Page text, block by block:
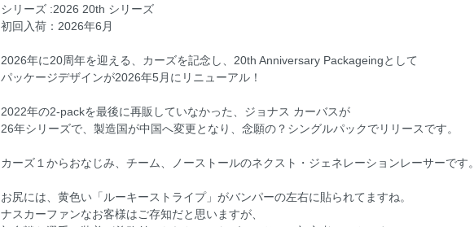
シリーズ :2026 20th シリーズ
初回入荷：2026年6月
2026年に20周年を迎える、カーズを記念し、20th Anniversary Packageingとして
パッケージデザインが2026年5月にリニューアル！
2022年の2-packを最後に再販していなかった、ジョナス カーバスが
26年シリーズで、製造国が中国へ変更となり、念願の？シングルパックでリリースです。
カーズ１からおなじみ、チーム、ノーストールのネクスト・ジェネレーションレーサーです。
お尻には、黄色い「ルーキーストライプ」がバンパーの左右に貼られてますね。
ナスカーファンなお客様はご存知だと思いますが、